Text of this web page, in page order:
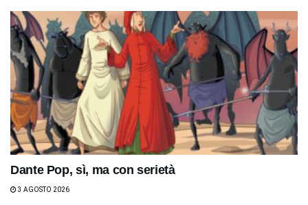
Dante Pop, sì, ma con serietà
3 AGOSTO 2026